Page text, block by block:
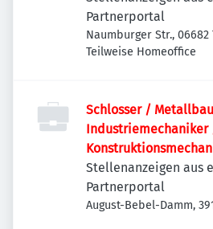
Partnerportal
Naumburger Str., 06682
Deutschland
Teilweise Homeoffice
Schlosser /
Industriemechaniker
Stellenanzeigen aus
Partnerportal
August-Bebel-Damm,